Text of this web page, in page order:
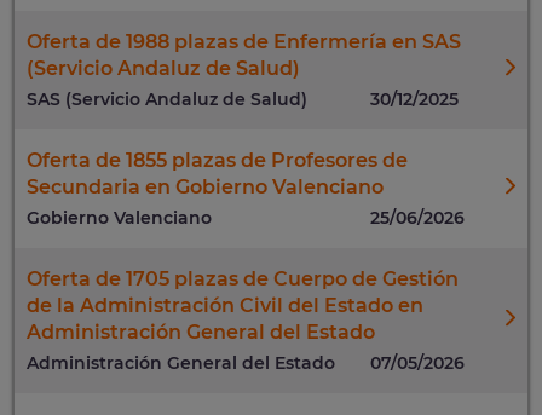
Oferta de 1988 plazas de Enfermería en SAS
(Servicio Andaluz de Salud)
SAS (Servicio Andaluz de Salud) 30/12/2025
Oferta de 1855 plazas de Profesores de
Secundaria en Gobierno Valenciano
Gobierno Valenciano 25/06/2026
Oferta de 1705 plazas de Cuerpo de Gestión
de la Administración Civil del Estado en
Administración General del Estado
Administración General del Estado 07/05/2026